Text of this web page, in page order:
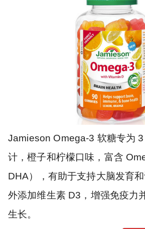
Jamieson Omega-3 软糖专为
计，橙子和柠檬口味，富含
DHA），有助于支持大脑发育
外添加维生素 D3，增强免疫力
生长。